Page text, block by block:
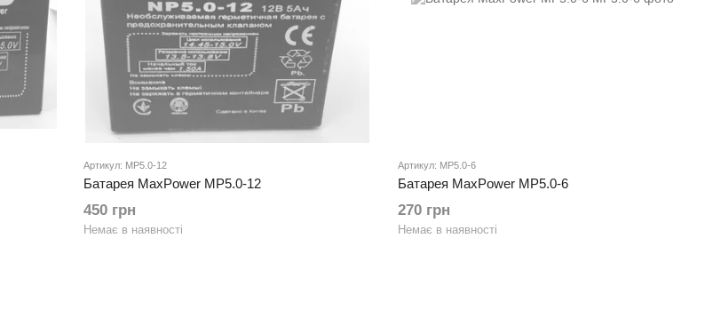
Артикул: MP5.0-12
Батарея MaxPower MP5.0-12
450 грн
Немає в наявності
Артикул: MP5.0-6
Батарея MaxPower MP5.0-6
270 грн
Немає в наявності